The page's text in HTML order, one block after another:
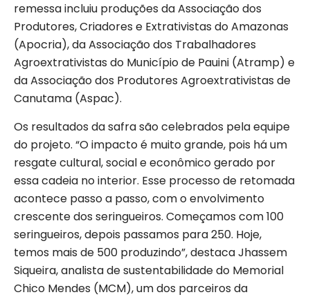
remessa incluiu produções da Associação dos
Produtores, Criadores e Extrativistas do Amazonas
(Apocria), da Associação dos Trabalhadores
Agroextrativistas do Município de Pauini (Atramp) e
da Associação dos Produtores Agroextrativistas de
Canutama (Aspac).
Os resultados da safra são celebrados pela equipe
do projeto. “O impacto é muito grande, pois há um
resgate cultural, social e econômico gerado por
essa cadeia no interior. Esse processo de retomada
acontece passo a passo, com o envolvimento
crescente dos seringueiros. Começamos com 100
seringueiros, depois passamos para 250. Hoje,
temos mais de 500 produzindo”, destaca Jhassem
Siqueira, analista de sustentabilidade do Memorial
Chico Mendes (MCM), um dos parceiros da